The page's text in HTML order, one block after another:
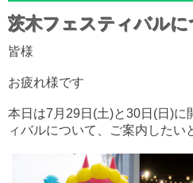
茨木フェスティバルに
皆様
お疲れ様です
本日は7月29日(土)と30日(日)に
ィバルについて、ご案内したい